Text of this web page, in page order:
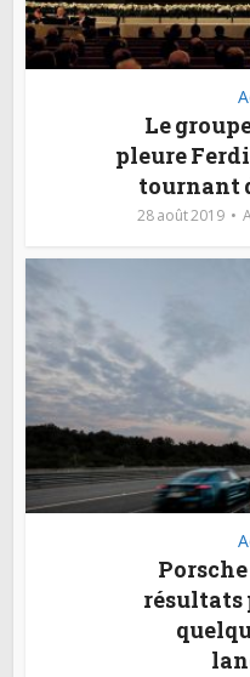
Le
pleure
tournant
28 août 2019
résultats